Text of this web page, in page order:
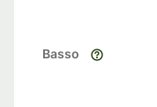
Basso